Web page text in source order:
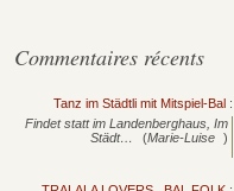
Commentaires récents
Tanz im Städtli mit Mitspiel-Bal :
Findet statt im Landenberghaus, Im
Städt…
(Marie-Luise )